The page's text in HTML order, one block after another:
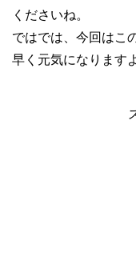
くださいね。
ではでは、今回はこ
早く元気になります